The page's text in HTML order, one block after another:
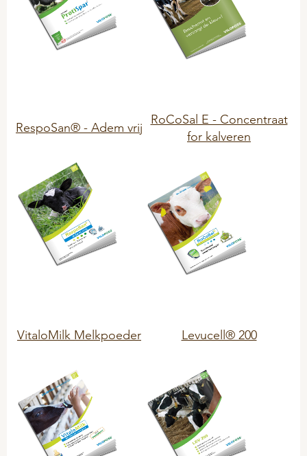
KANINCHEN
RespoSan® - Adem vrij
RoCoSal E - Concentraat
for kalveren
VitaloMilk Melkpoeder Levucell® 200